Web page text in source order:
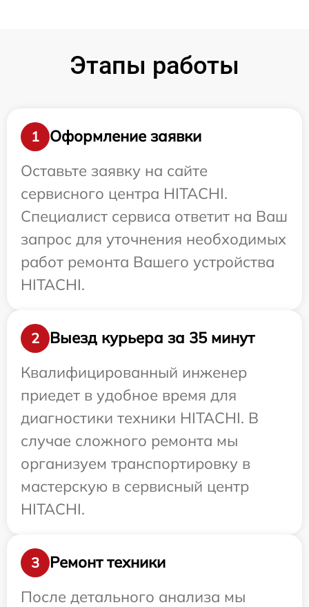
Этапы работы
1
Оформление заявки
Оставьте заявку на сайте
сервисного центра HITACHI.
Специалист сервиса ответит на Ваш
запрос для уточнения необходимых
работ ремонта Вашего устройства
HITACHI.
2
Выезд курьера за 35 минут
Квалифицированный инженер
приедет в удобное время для
диагностики техники HITACHI. В
случае сложного ремонта мы
организуем транспортировку в
мастерскую в сервисный центр
HITACHI.
3
Ремонт техники
После детального анализа мы